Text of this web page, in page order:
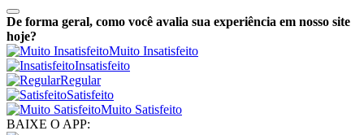
De forma geral, como você avalia sua experiência em nosso site
hoje?
Muito Insatisfeito
Insatisfeito
Regular
Satisfeito
Muito Satisfeito
BAIXE O APP: